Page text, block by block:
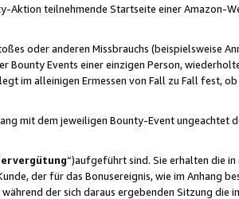
Aktion teilnehmende Startseite einer Amazon-
oder anderen Missbrauchs (beispielsweise
Events einer einzigen Person,
im alleinigen Ermessen von Fall zu Fall fest,
mit dem jeweiligen Bounty-Event ungeachtet
“)aufgeführt sind. Sie erhalten die
der für das Bonusereignis, wie im Anhang
der sich daraus ergebenden Sitzung die